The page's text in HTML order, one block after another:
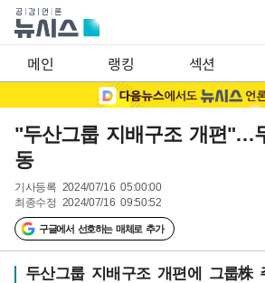
메인 랭킹 섹션
"두산그룹 지배구조 개편"…
동
기사등록 2024/07/16 05:00:00
최종수정 2024/07/16 09:50:52
구글에서 선호하는 매체로 추가
두산그룹 지배구조 개편에 그룹株